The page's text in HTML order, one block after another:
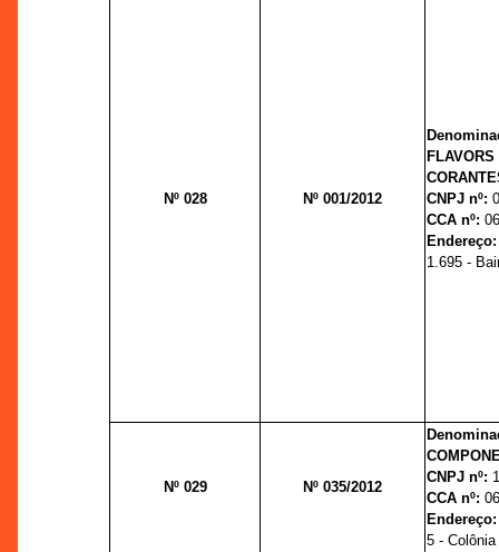
Nº 028 Nº 001/2012
CNPJ nº:
CCA nº:
1.695 -
Nº 029 Nº 035/2012
CNPJ nº:
CCA nº:
5 -